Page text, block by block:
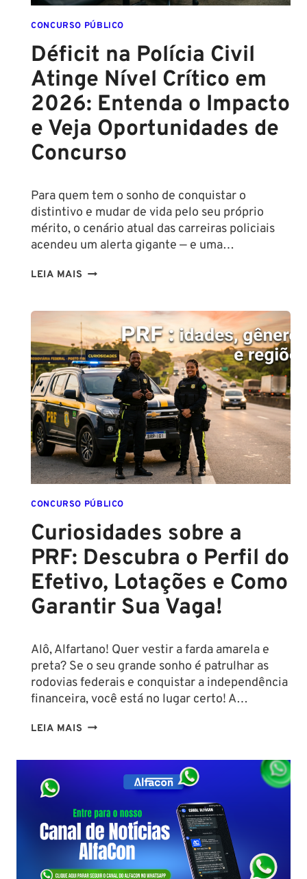
DO
ZERO
CONCURSO PÚBLICO
Déficit na Polícia Civil
Atinge Nível Crítico em
2026: Entenda o Impacto
e Veja Oportunidades de
Concurso
Para quem tem o sonho de conquistar o
distintivo e mudar de vida pelo seu próprio
mérito, o cenário atual das carreiras policiais
acendeu um alerta gigante — e uma…
LEIA MAIS DÉFICIT
ATINGE
NÍVEL
CRÍTICO
EM
2026:
ENTENDA
O
IMPACTO
E
VEJA
OPORTUNIDADES
CONCURSO
CONCURSO PÚBLICO
Curiosidades sobre a
PRF: Descubra o Perfil do
Efetivo, Lotações e Como
Garantir Sua Vaga!
Alô, Alfartano! Quer vestir a farda amarela e
preta? Se o seu grande sonho é patrulhar as
rodovias federais e conquistar a independência
financeira, você está no lugar certo! A…
LEIA MAIS CURIOSIDADES
A
DESCUBRA
O
PERFIL
DO
EFETIVO,
LOTAÇÕES